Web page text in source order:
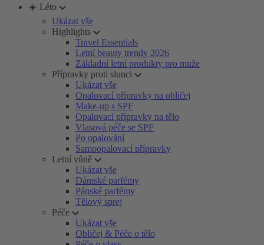
☀️ Léto
Ukázat vše
Highlights
Travel Essentials
Letní beauty trendy 2026
Základní letní produkty pro muže
Přípravky proti slunci
Ukázat vše
Opalovací přípravky na obličej
Make-up s SPF
Opalovací přípravky na tělo
Vlasová péče se SPF
Po opalování
Samoopalovací přípravky
Letní vůně
Ukázat vše
Dámské parfémy
Pánské parfémy
Tělový sprej
Péče
Ukázat vše
Obličej & Péče o tělo